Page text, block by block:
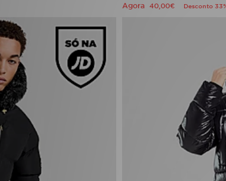
Agora 40,00€ Desconto